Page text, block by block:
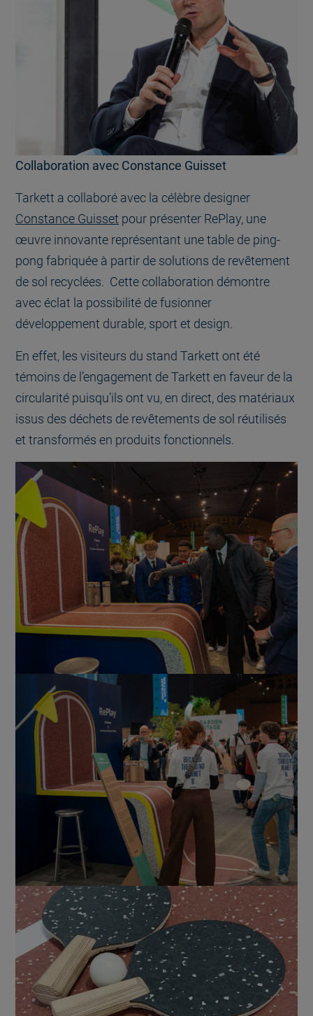
Collaboration avec Constance Guisset
Tarkett a collaboré avec la célèbre designer
Constance Guisset pour présenter RePlay, une
œuvre innovante représentant une table de ping-
pong fabriquée à partir de solutions de revêtement
de sol recyclées. Cette collaboration démontre
avec éclat la possibilité de fusionner
développement durable, sport et design.
En effet, les visiteurs du stand Tarkett ont été
témoins de l’engagement de Tarkett en faveur de la
circularité puisqu’ils ont vu, en direct, des matériaux
issus des déchets de revêtements de sol réutilisés
et transformés en produits fonctionnels.